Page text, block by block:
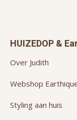
HUIZEDOP &
Over Judith
Webshop
Styling aan huis